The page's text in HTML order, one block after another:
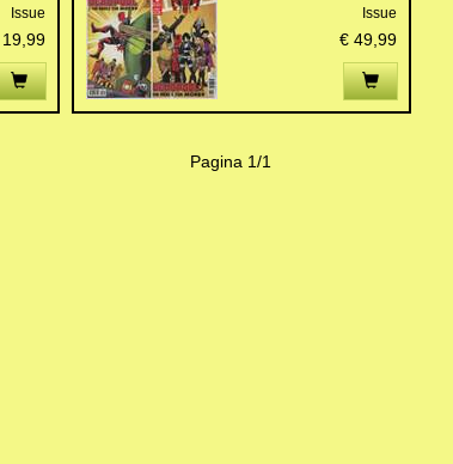
Issue
Issue
€ 49,99
Pagina 1/1